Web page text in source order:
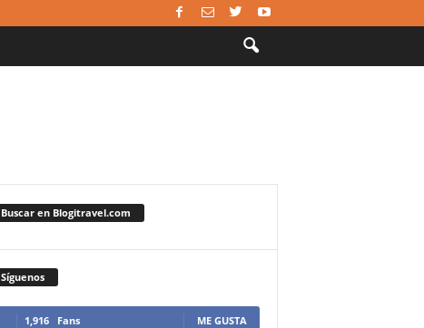
Buscar en Blogitravel.com
Síguenos
1,916 Fans ME GUSTA